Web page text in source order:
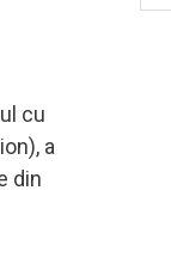
cu
a
din